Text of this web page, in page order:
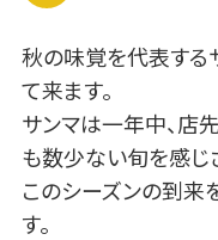
秋の味覚を代表する
て来ます。
サンマは一年中、店
も数少ない旬を感じ
このシーズンの到来
す。